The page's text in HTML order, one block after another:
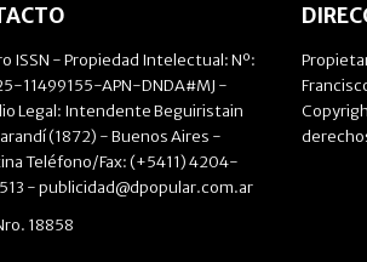
ISSN - Propiedad Intelectual: Nº:
11499155-APN-DNDA#MJ -
Legal: Intendente Beguiristain
(1872) - Buenos Aires -
Teléfono/Fax: (+5411) 4204-
-publicidad@dpopular.com.ar
18858